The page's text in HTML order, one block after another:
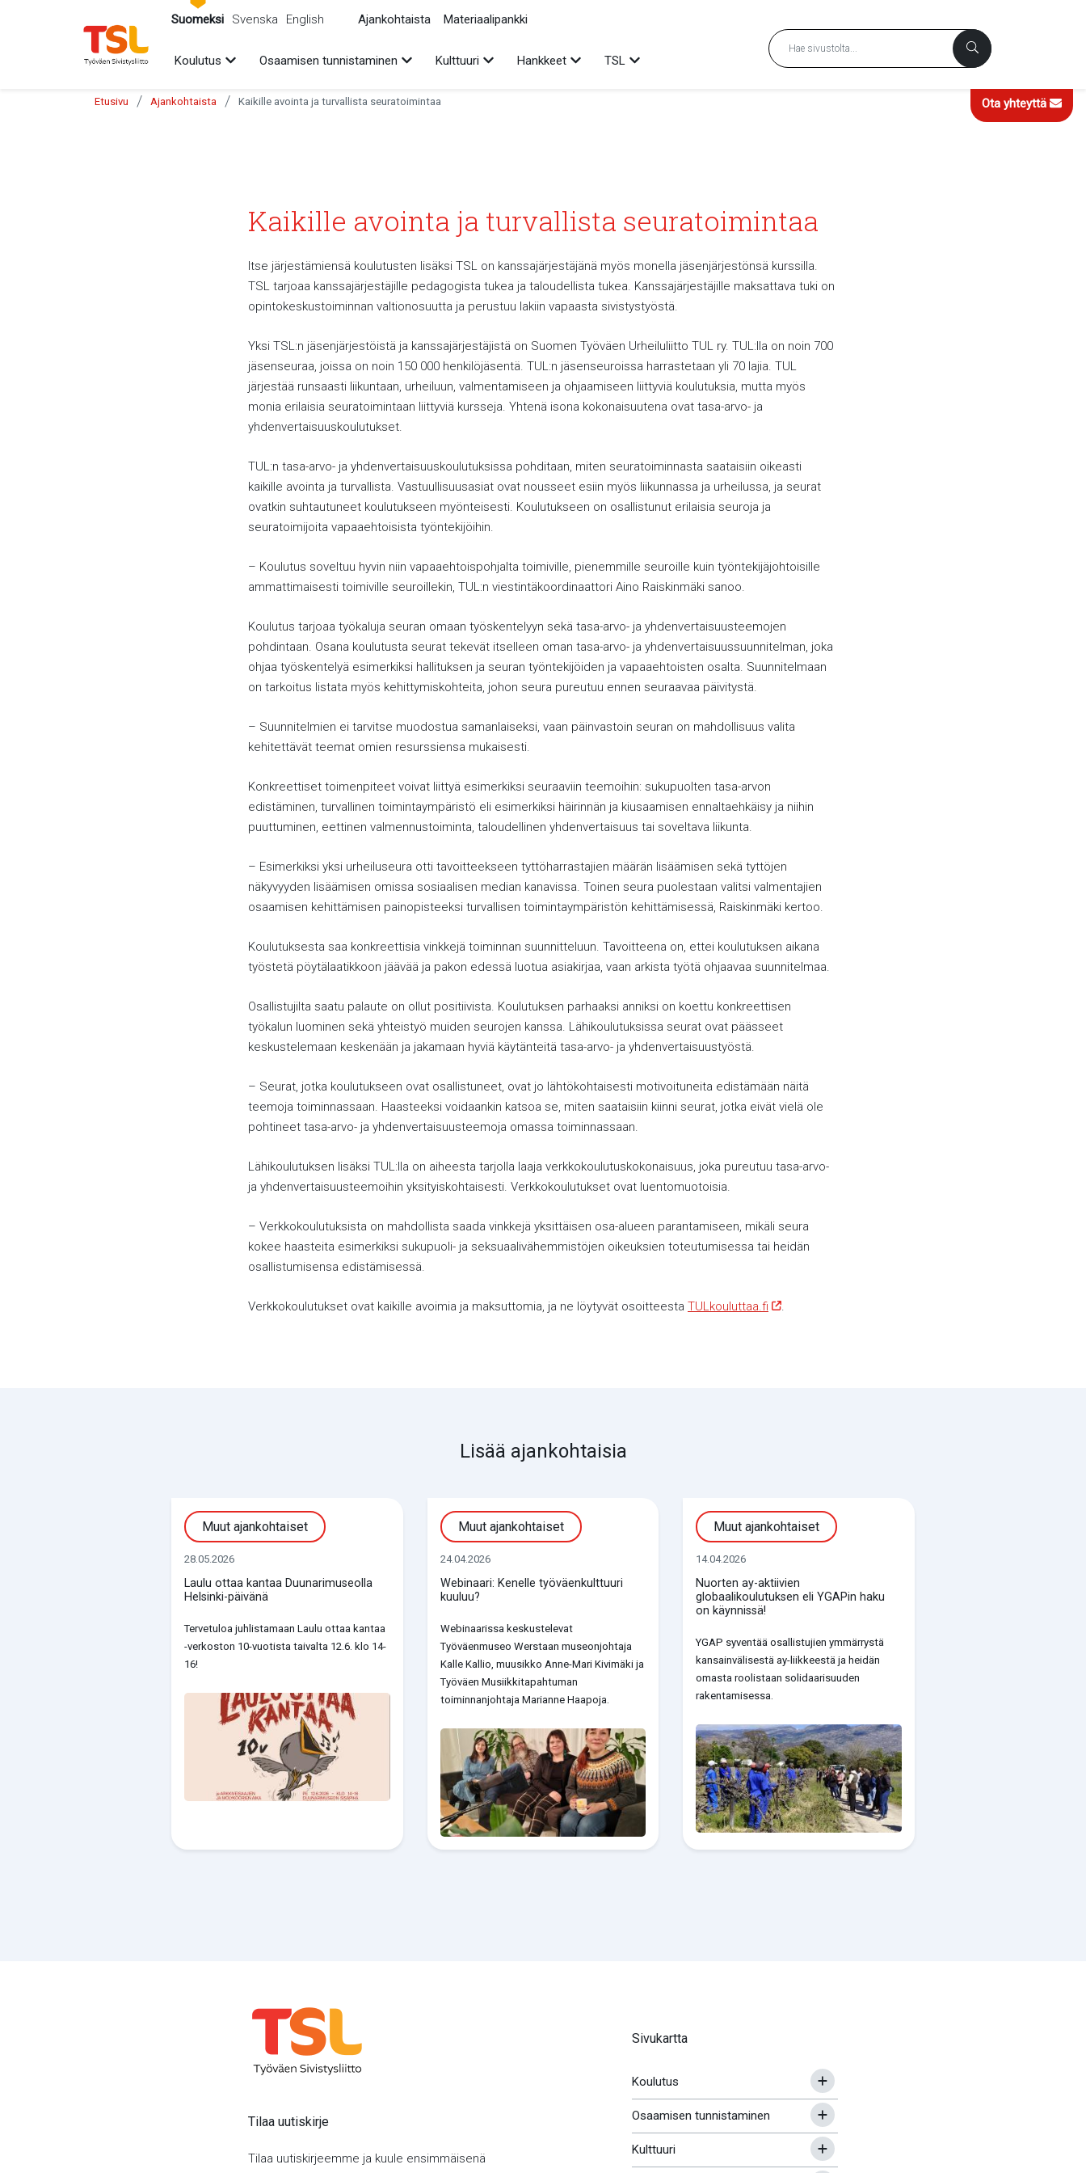
Suomeksi Svenska English Ajankohtaista Materiaalipankki
Koulutus Avaa alavalikko
Osaamisen tunnistaminen Avaa alavalikko
Kulttuuri Avaa alavalikko
Hankkeet Avaa alavalikko
TSL Avaa alavalikko
Ota yhteyttä
Etusivu / Ajankohtaista / Kaikille avointa ja turvallista seuratoimintaa
Kaikille avointa ja turvallista seuratoimintaa
Itse järjestämiensä koulutusten lisäksi TSL on kanssajärjestäjänä myös monella jäsenjärjestönsä kurssilla.
TSL tarjoaa kanssajärjestäjille pedagogista tukea ja taloudellista tukea. Kanssajärjestäjille maksattava tuki on
opintokeskustoiminnan valtionosuutta ja perustuu lakiin vapaasta sivistystyöstä.
Yksi TSL:n jäsenjärjestöistä ja kanssajärjestäjistä on Suomen Työväen Urheiluliitto TUL ry. TUL:lla on noin 700
jäsenseuraa, joissa on noin 150 000 henkilöjäsentä. TUL:n jäsenseuroissa harrastetaan yli 70 lajia. TUL
järjestää runsaasti liikuntaan, urheiluun, valmentamiseen ja ohjaamiseen liittyviä koulutuksia, mutta myös
monia erilaisia seuratoimintaan liittyviä kursseja. Yhtenä isona kokonaisuutena ovat tasa-arvo- ja
yhdenvertaisuuskoulutukset.
TUL:n tasa-arvo- ja yhdenvertaisuuskoulutuksissa pohditaan, miten seuratoiminnasta saataisiin oikeasti
kaikille avointa ja turvallista. Vastuullisuusasiat ovat nousseet esiin myös liikunnassa ja urheilussa, ja seurat
ovatkin suhtautuneet koulutukseen myönteisesti. Koulutukseen on osallistunut erilaisia seuroja ja
seuratoimijoita vapaaehtoisista työntekijöihin.
– Koulutus soveltuu hyvin niin vapaaehtoispohjalta toimiville, pienemmille seuroille kuin työntekijäjohtoisille
ammattimaisesti toimiville seuroillekin, TUL:n viestintäkoordinaattori Aino Raiskinmäki sanoo.
Koulutus tarjoaa työkaluja seuran omaan työskentelyyn sekä tasa-arvo- ja yhdenvertaisuusteemojen
pohdintaan. Osana koulutusta seurat tekevät itselleen oman tasa-arvo- ja yhdenvertaisuussuunnitelman, joka
ohjaa työskentelyä esimerkiksi hallituksen ja seuran työntekijöiden ja vapaaehtoisten osalta. Suunnitelmaan
on tarkoitus listata myös kehittymiskohteita, johon seura pureutuu ennen seuraavaa päivitystä.
– Suunnitelmien ei tarvitse muodostua samanlaiseksi, vaan päinvastoin seuran on mahdollisuus valita
kehitettävät teemat omien resurssiensa mukaisesti.
Konkreettiset toimenpiteet voivat liittyä esimerkiksi seuraaviin teemoihin: sukupuolten tasa-arvon
edistäminen, turvallinen toimintaympäristö eli esimerkiksi häirinnän ja kiusaamisen ennaltaehkäisy ja niihin
puuttuminen, eettinen valmennustoiminta, taloudellinen yhdenvertaisuus tai soveltava liikunta.
– Esimerkiksi yksi urheiluseura otti tavoitteekseen tyttöharrastajien määrän lisäämisen sekä tyttöjen
näkyvyyden lisäämisen omissa sosiaalisen median kanavissa. Toinen seura puolestaan valitsi valmentajien
osaamisen kehittämisen painopisteeksi turvallisen toimintaympäristön kehittämisessä, Raiskinmäki kertoo.
Koulutuksesta saa konkreettisia vinkkejä toiminnan suunnitteluun. Tavoitteena on, ettei koulutuksen aikana
työstetä pöytälaatikkoon jäävää ja pakon edessä luotua asiakirjaa, vaan arkista työtä ohjaavaa suunnitelmaa.
Osallistujilta saatu palaute on ollut positiivista. Koulutuksen parhaaksi anniksi on koettu konkreettisen
työkalun luominen sekä yhteistyö muiden seurojen kanssa. Lähikoulutuksissa seurat ovat päässeet
keskustelemaan keskenään ja jakamaan hyviä käytänteitä tasa-arvo- ja yhdenvertaisuustyöstä.
– Seurat, jotka koulutukseen ovat osallistuneet, ovat jo lähtökohtaisesti motivoituneita edistämään näitä
teemoja toiminnassaan. Haasteeksi voidaankin katsoa se, miten saataisiin kiinni seurat, jotka eivät vielä ole
pohtineet tasa-arvo- ja yhdenvertaisuusteemoja omassa toiminnassaan.
Lähikoulutuksen lisäksi TUL:lla on aiheesta tarjolla laaja verkkokoulutuskokonaisuus, joka pureutuu tasa-arvo-
ja yhdenvertaisuusteemoihin yksityiskohtaisesti. Verkkokoulutukset ovat luentomuotoisia.
– Verkkokoulutuksista on mahdollista saada vinkkejä yksittäisen osa-alueen parantamiseen, mikäli seura
kokee haasteita esimerkiksi sukupuoli- ja seksuaalivähemmistöjen oikeuksien toteutumisessa tai heidän
osallistumisensa edistämisessä.
Verkkokoulutukset ovat kaikille avoimia ja maksuttomia, ja ne löytyvät osoitteesta TULkouluttaa.fi .
Lisää ajankohtaisia
Muut ajankohtaiset
28.05.2026
Laulu ottaa kantaa Duunarimuseolla
Helsinki-päivänä
Tervetuloa juhlistamaan Laulu ottaa kantaa
-verkoston 10-vuotista taivalta 12.6. klo 14-
16!
Muut ajankohtaiset
24.04.2026
Webinaari: Kenelle työväenkulttuuri
kuuluu?
Webinaarissa keskustelevat
Työväenmuseo Werstaan museonjohtaja
Kalle Kallio, muusikko Anne-Mari Kivimäki ja
Työväen Musiikkitapahtuman
toiminnanjohtaja Marianne Haapoja.
Muut ajankohtaiset
14.04.2026
Nuorten ay-aktiivien
globaalikoulutuksen eli YGAPin haku
on käynnissä!
YGAP syventää osallistujien ymmärrystä
kansainvälisestä ay-liikkeestä ja heidän
omasta roolistaan solidaarisuuden
rakentamisessa.
Tilaa uutiskirje
Tilaa uutiskirjeemme ja kuule ensimmäisenä
Sivukartta
Koulutus
Osaamisen tunnistaminen
Kulttuuri